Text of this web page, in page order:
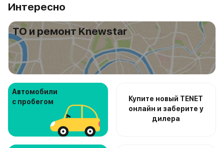
Интересно
ТО и ремонт Knewstar
Автомобили
с пробегом
Купите новый TENET
онлайн и заберите у
дилера